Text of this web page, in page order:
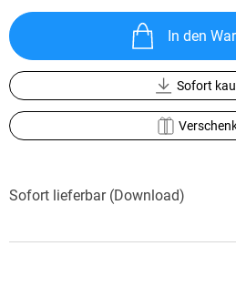
In den
Sofort
Sofort lieferbar (Download)